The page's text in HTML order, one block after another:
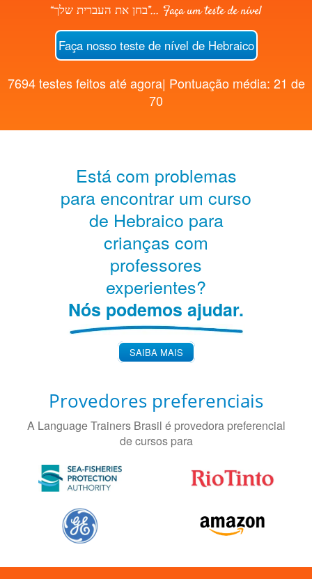
“בחן את העברית שלך”... Faça um teste de nível
Faça nosso teste de nível de Hebraico
7694 testes feitos até agora| Pontuação média: 21 de
70
Está com problemas
para encontrar um curso
de Hebraico para
crianças com
professores
experientes?
Nós podemos ajudar.
SAIBA MAIS
Provedores preferenciais
A Language Trainers Brasil é provedora preferencial
de cursos para